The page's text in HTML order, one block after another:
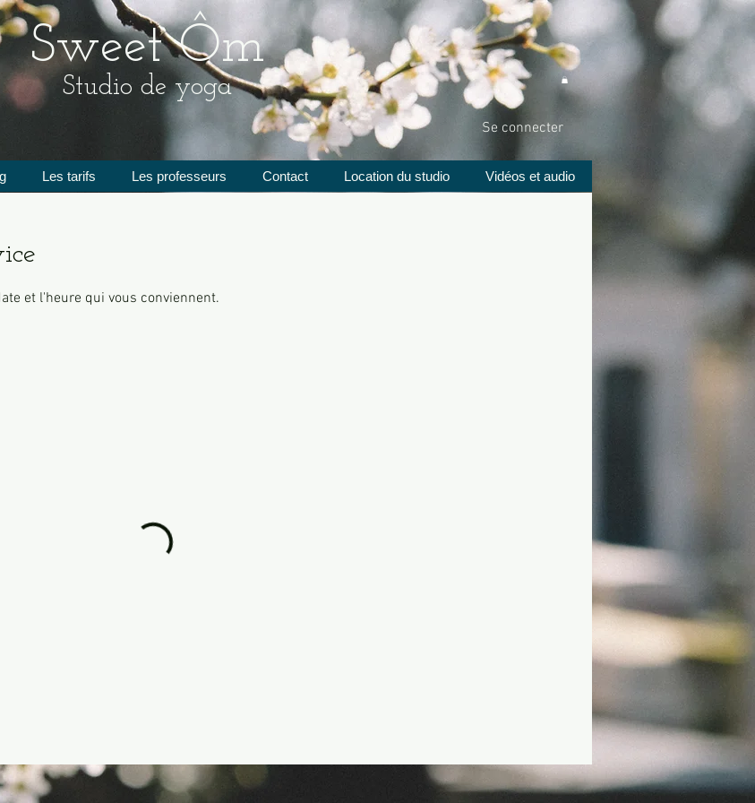
Sweet Ôm
Studio de yoga
Se connecter
Les tarifs Les professeurs Contact Location du studio Vidéos et audio
et l'heure qui vous conviennent.